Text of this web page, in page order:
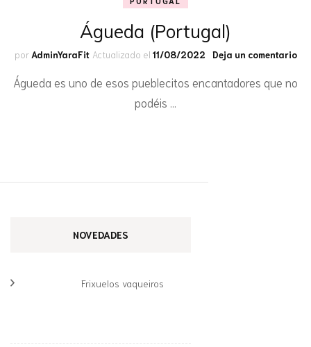
Águeda (Portugal)
por AdminYaraFit Actualizado el 11/08/2022 Deja un comentarioen
Águeda es uno de esos pueblecitos encantadores que no
podéis …
NOVEDADES
Frixuelos vaqueiros